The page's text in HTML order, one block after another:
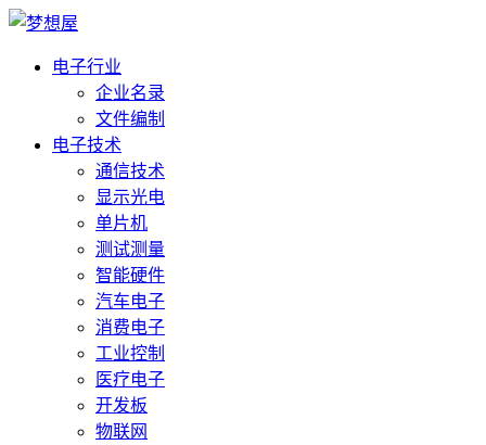
电子行业
企业名录
文件编制
电子技术
通信技术
显示光电
单片机
测试测量
智能硬件
汽车电子
消费电子
工业控制
医疗电子
开发板
物联网